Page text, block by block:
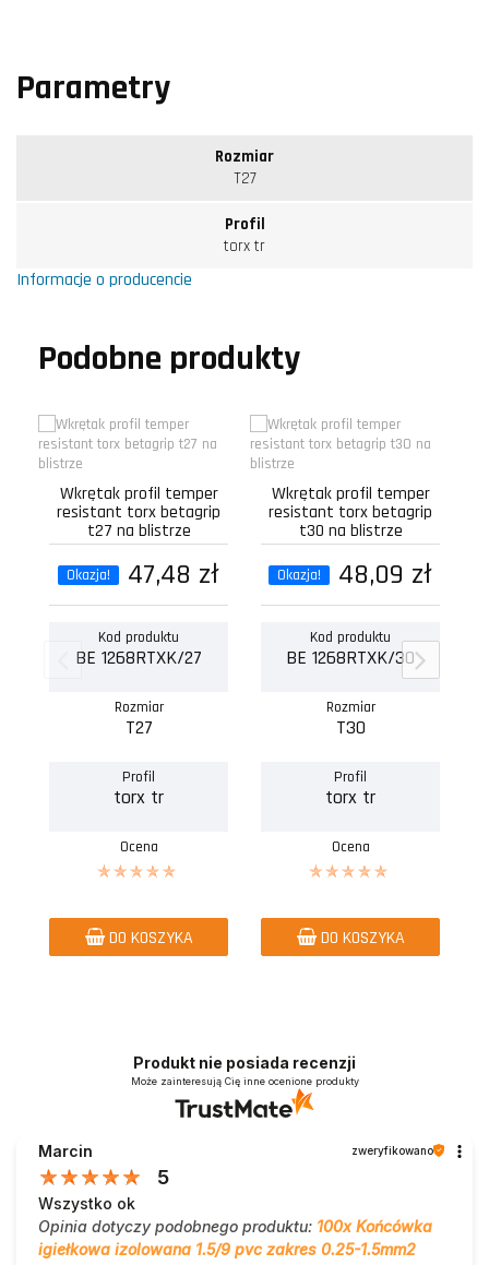
Parametry
Rozmiar
T27
Profil
torx tr
Informacje o producencie
Podobne produkty
Wkrętak profil temper
resistant torx betagrip
t27 na blistrze
Okazja! 47,48 zł
Kod produktu
BE 1268RTXK/27
Rozmiar
T27
Profil
torx tr
Ocena
DO KOSZYKA
Wkrętak profil temper
resistant torx betagrip
t30 na blistrze
Okazja! 48,09 zł
Kod produktu
BE 1268RTXK/30
Rozmiar
T30
Profil
torx tr
Ocena
DO KOSZYKA
Produkt nie posiada recenzji
Może zainteresują Cię inne ocenione produkty
Marcin zweryfikowano
5
Wszystko ok
Opinia dotyczy podobnego produktu: 100x Końcówka
igiełkowa izolowana 1.5/9 pvc zakres 0.25-1.5mm2